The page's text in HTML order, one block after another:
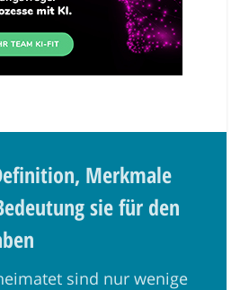
Merkmale
sie für den
sind nur wenige